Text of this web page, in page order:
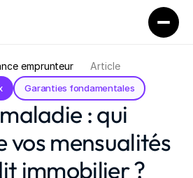
emprunteur Article
Garanties fondamentales
: qui
vos mensualités
immobilier ?